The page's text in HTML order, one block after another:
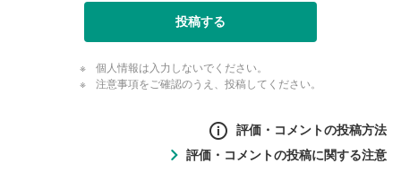
投稿する
個人情報は入力しないでください。
注意事項をご確認のうえ、投稿してください。
評価・コメントの投稿方法
評価・コメントの投稿に関する注意